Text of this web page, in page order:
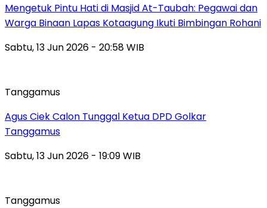
Mengetuk Pintu Hati di Masjid At-Taubah: Pegawai dan
Warga Binaan Lapas Kotaagung Ikuti Bimbingan Rohani
Sabtu, 13 Jun 2026 - 20:58 WIB
Tanggamus
Agus Ciek Calon Tunggal Ketua DPD Golkar
Tanggamus
Sabtu, 13 Jun 2026 - 19:09 WIB
Tanggamus